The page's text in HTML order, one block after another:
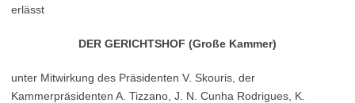
erlässt
DER GERICHTSHOF (Große Kammer)
unter Mitwirkung des Präsidenten V. Skouris, der
Kammerpräsidenten A. Tizzano, J. N. Cunha Rodrigues, K.